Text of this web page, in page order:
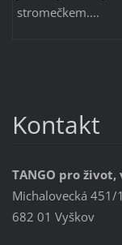
stromečkem....
Kontakt
TANGO pro život,
Michalovecká 451/
682 01 Vyškov